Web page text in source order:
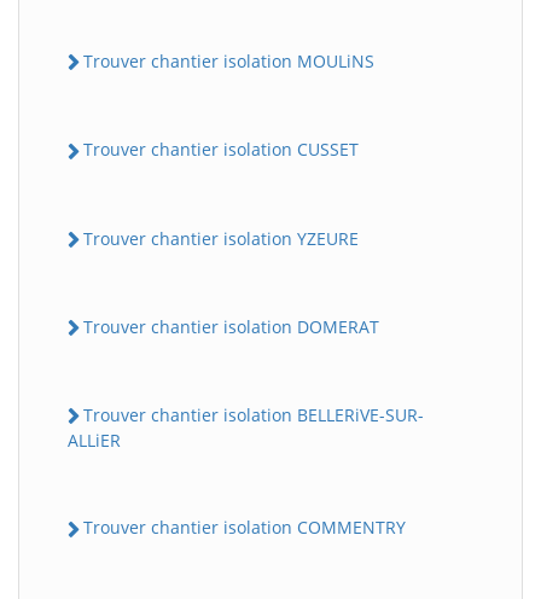
Trouver chantier isolation MOULiNS
Trouver chantier isolation CUSSET
Trouver chantier isolation YZEURE
Trouver chantier isolation DOMERAT
Trouver chantier isolation BELLERiVE-SUR-
ALLiER
Trouver chantier isolation COMMENTRY